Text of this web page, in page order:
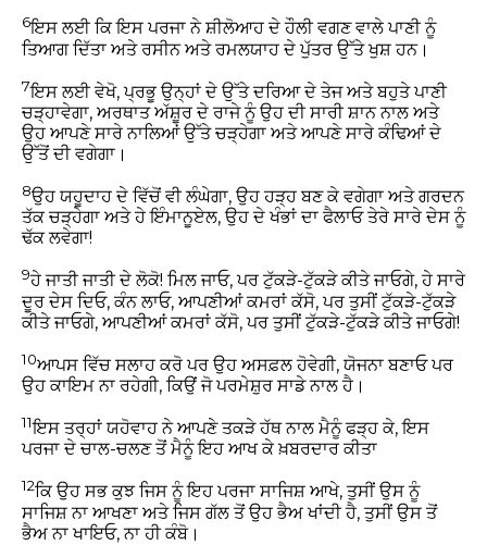
6ਇਸ ਲਈ ਕਿ ਇਸ ਪਰਜਾ ਨੇ ਸ਼ੀਲੋਆਹ ਦੇ ਹੌਲੀ ਵਗਣ ਵਾਲੇ ਪਾਣੀ ਨੂੰ
ਤਿਆਗ ਦਿੱਤਾ ਅਤੇ ਰਸੀਨ ਅਤੇ ਰਮਲਯਾਹ ਦੇ ਪੁੱਤਰ ਉੱਤੇ ਖੁਸ਼ ਹਨ।
7ਇਸ ਲਈ ਵੇਖੋ, ਪ੍ਰਭੂ ਉਨ੍ਹਾਂ ਦੇ ਉੱਤੇ ਦਰਿਆ ਦੇ ਤੇਜ ਅਤੇ ਬਹੁਤੇ ਪਾਣੀ
ਚੜ੍ਹਾਵੇਗਾ, ਅਰਥਾਤ ਅੱਸ਼ੂਰ ਦੇ ਰਾਜੇ ਨੂੰ ਉਹ ਦੀ ਸਾਰੀ ਸ਼ਾਨ ਨਾਲ ਅਤੇ
ਉਹ ਆਪਣੇ ਸਾਰੇ ਨਾਲਿਆਂ ਉੱਤੇ ਚੜ੍ਹੇਗਾ ਅਤੇ ਆਪਣੇ ਸਾਰੇ ਕੰਢਿਆਂ ਦੇ
ਉੱਤੋਂ ਦੀ ਵਗੇਗਾ।
8ਉਹ ਯਹੂਦਾਹ ਦੇ ਵਿੱਚੋਂ ਵੀ ਲੰਘੇਗਾ, ਉਹ ਹੜ੍ਹ ਬਣ ਕੇ ਵਗੇਗਾ ਅਤੇ ਗਰਦਨ
ਤੱਕ ਚੜ੍ਹੇਗਾ ਅਤੇ ਹੇ ਇੰਮਾਨੂਏਲ, ਉਹ ਦੇ ਖੰਭਾਂ ਦਾ ਫੈਲਾਓ ਤੇਰੇ ਸਾਰੇ ਦੇਸ ਨੂੰ
ਢੱਕ ਲਵੇਗਾ!
9ਹੇ ਜਾਤੀ ਜਾਤੀ ਦੇ ਲੋਕੋ! ਮਿਲ ਜਾਓ, ਪਰ ਟੁੱਕੜੇ-ਟੁੱਕੜੇ ਕੀਤੇ ਜਾਓਗੇ, ਹੇ ਸਾਰੇ
ਦੂਰ ਦੇਸ ਦਿਓ, ਕੰਨ ਲਾਓ, ਆਪਣੀਆਂ ਕਮਰਾਂ ਕੱਸੋ, ਪਰ ਤੁਸੀਂ ਟੁੱਕੜੇ-ਟੁੱਕੜੇ
ਕੀਤੇ ਜਾਓਗੇ, ਆਪਣੀਆਂ ਕਮਰਾਂ ਕੱਸੋ, ਪਰ ਤੁਸੀਂ ਟੁੱਕੜੇ-ਟੁੱਕੜੇ ਕੀਤੇ ਜਾਓਗੇ!
10ਆਪਸ ਵਿੱਚ ਸਲਾਹ ਕਰੋ ਪਰ ਉਹ ਅਸਫ਼ਲ ਹੋਵੇਗੀ, ਯੋਜਨਾ ਬਣਾਓ ਪਰ
ਉਹ ਕਾਇਮ ਨਾ ਰਹੇਗੀ, ਕਿਉਂ ਜੋ ਪਰਮੇਸ਼ੁਰ ਸਾਡੇ ਨਾਲ ਹੈ।
11ਇਸ ਤਰ੍ਹਾਂ ਯਹੋਵਾਹ ਨੇ ਆਪਣੇ ਤਕੜੇ ਹੱਥ ਨਾਲ ਮੈਨੂੰ ਫੜ੍ਹ ਕੇ, ਇਸ
ਪਰਜਾ ਦੇ ਚਾਲ-ਚਲਣ ਤੋਂ ਮੈਨੂੰ ਇਹ ਆਖ ਕੇ ਖ਼ਬਰਦਾਰ ਕੀਤਾ
12ਕਿ ਉਹ ਸਭ ਕੁਝ ਜਿਸ ਨੂੰ ਇਹ ਪਰਜਾ ਸਾਜਿਸ਼ ਆਖੇ, ਤੁਸੀਂ ਉਸ ਨੂੰ
ਸਾਜਿਸ਼ ਨਾ ਆਖਣਾ ਅਤੇ ਜਿਸ ਗੱਲ ਤੋਂ ਉਹ ਭੈਅ ਖਾਂਦੀ ਹੈ, ਤੁਸੀਂ ਉਸ ਤੋਂ
ਭੈਅ ਨਾ ਖਾਇਓ, ਨਾ ਹੀ ਕੰਬੋ।